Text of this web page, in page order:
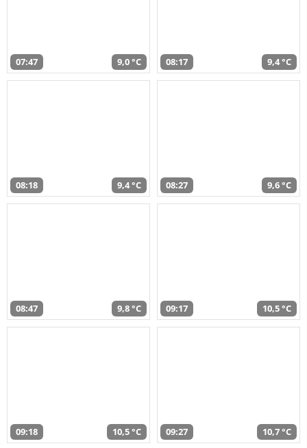
07:47 9,0 °C 08:17 9,4 °C
08:18 9,4 °C 08:27 9,6 °C
08:47 9,8 °C 09:17 10,5 °C
09:18 10,5 °C 09:27 10,7 °C